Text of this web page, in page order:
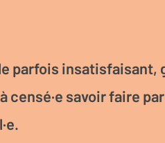
parfois insatisfaisant,
censé·e savoir faire